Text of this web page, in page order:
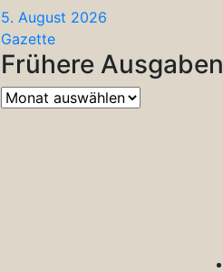
5. August 2026
Gazette
Frühere Ausgaben
Frühere